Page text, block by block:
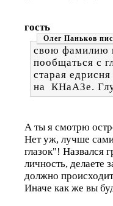
гость
Олег Паньков
свою фамилию
пообщаться с
старая
на КНаАЗе.
А ты я смотрю
Нет уж, лучше сами
глазок"! Назвался
личность, делаете
должно
Иначе как же вы